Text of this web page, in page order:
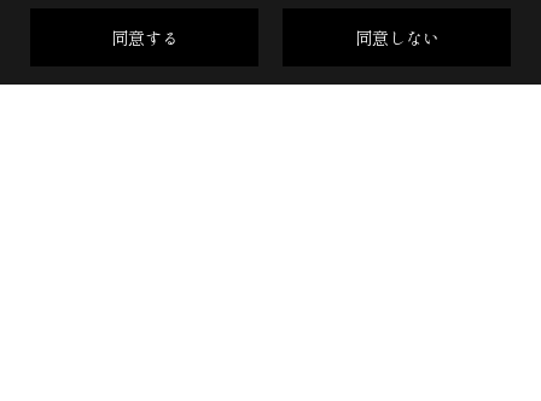
〒396-0027
伊那市ますみヶ丘7352-1
TEL：0265-72-2088
同意する 同意しない